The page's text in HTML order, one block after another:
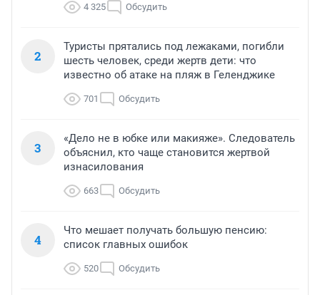
4 325 Обсудить
2
Туристы прятались под лежаками, погибли
шесть человек, среди жертв дети: что
известно об атаке на пляж в Геленджике
701 Обсудить
3
«Дело не в юбке или макияже». Следователь
объяснил, кто чаще становится жертвой
изнасилования
663 Обсудить
4
Что мешает получать большую пенсию:
список главных ошибок
520 Обсудить